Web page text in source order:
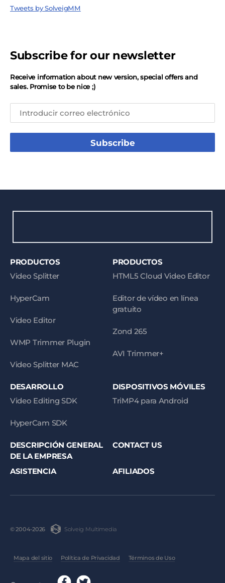
Tweets by SolveigMM
Subscribe for our newsletter
Receive information about new version, special offers and
sales. Promise to be nice ;)
Subscribe
PRODUCTOS
Video Splitter
HyperCam
Video Editor
WMP Trimmer Plugin
Video Splitter MAC
PRODUCTOS
HTML5 Cloud Video Editor
Editor de vídeo en línea
gratuito
Zond 265
AVI Trimmer+
DESARROLLO
Video Editing SDK
HyperCam SDK
DISPOSITIVOS MÓVILES
TriMP4 para Android
DESCRIPCIÓN GENERAL
DE LA EMPRESA
CONTACT US
ASISTENCIA AFILIADOS
© 2004-2026 Solveig Multimedia
Mapa del sitio Política de Privacidad Términos de Uso